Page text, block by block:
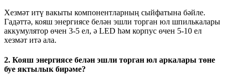
Хезмәт итү вакыты компонентларның сыйфатына бәйле.
Гадәттә, кояш энергиясе белән эшли торган юл шпилькалары
аккумулятор өчен 3-5 ел, ә LED һәм корпус өчен 5-10 ел
хезмәт итә ала.
2. Кояш энергиясе белән эшли торган юл аркалары төне
буе яктылык бирәме?